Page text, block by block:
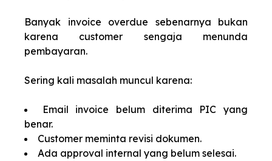
Banyak invoice overdue sebenarnya bukan
karena customer sengaja menunda
pembayaran.
Sering kali masalah muncul karena:
Email invoice belum diterima PIC yang
benar.
Customer meminta revisi dokumen.
Ada approval internal yang belum selesai.